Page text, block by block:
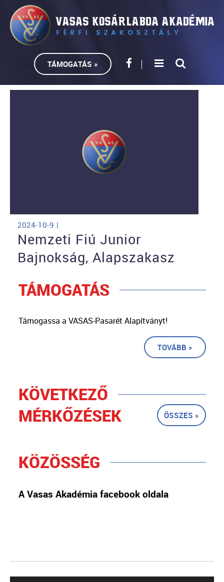
TÁMOGATÁS »
2024-10-9 |
Nemzeti Fiú Junior
Bajnokság, Alapszakasz
TÁMOGATÁS
Támogassa a VASAS-Pasarét Alapítványt!
TOVÁBB »
KÖVETKEZŐ
MÉRKŐZÉSEK
ÖSSZES »
KÖZÖSSÉG
A Vasas Akadémia facebook oldala